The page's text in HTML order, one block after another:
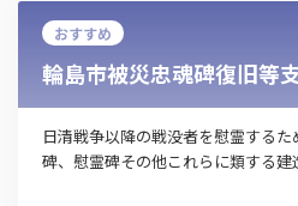
おすすめ
輪島市被災忠魂碑復旧等
日清戦争以降の戦没者を慰霊する
碑、慰霊碑その他これらに類する建